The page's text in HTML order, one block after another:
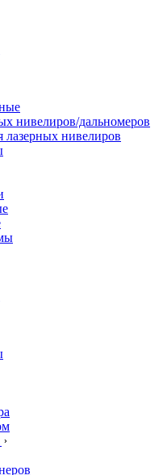
нивелиров/дальномеров
лазерных нивелиров